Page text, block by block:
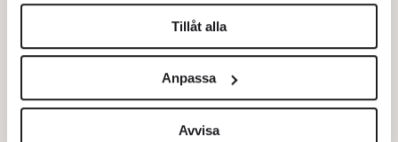
Vi använder enhetsidentifierare för att anpassa innehållet
för sociala medier och analysera vår trafik. Vi
vidarebefordrar även sådana identifierare och annan
information från din enhet till de sociala medier och
Tillåt alla
Anpassa
Avvisa